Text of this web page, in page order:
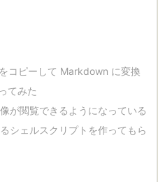
コピーして Markdown に変換
てみた
が閲覧できるようになっている
シェルスクリプトを作ってもら